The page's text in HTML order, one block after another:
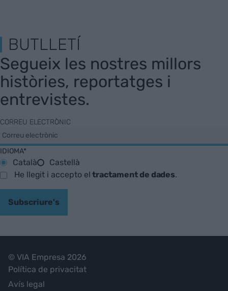
BUTLLETÍ
Segueix les nostres millors
històries, reportatges i
entrevistes.
CORREU ELECTRÒNIC
IDIOMA*
Català
Castellà
He llegit i accepto eltractament de dades.
Subscriure's
© VIA Empresa 2026
Política de privacitat
Avís legal